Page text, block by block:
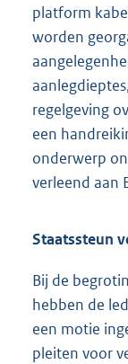
platform
worden
regelgeving
een
onderwerp
verleend aan
Staatssteun
Bij de
hebben de
een motie
pleiten voor